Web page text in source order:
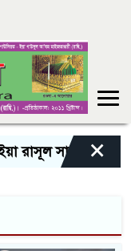
সালাম আলাইকা,
×